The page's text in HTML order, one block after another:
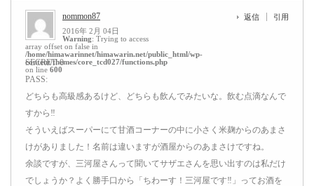
nommon87
2016年 2月 04日
Warning: Trying to access
array offset on false in
/home/himawarinnet/himawarin.net/public_html/wp-
content/themes/core_tcd027/functions.php
on line 600
返信 引用
SECRET: 0
PASS:
どちらも高級感あるけど、どちらも飲んでみたいな。飲む点滴なんで
すから‼
そういえばスーパーにて甘酒コーナーの中に小さく米麹からのあまさ
けがありました！名前は違いますが酒屋からのあまさけですね。
余談ですが、三河屋さんって聞いてサザエさんを思い出すのは私だけ
でしょうか？よく勝手口から「ちわーす！三河屋です‼」ってお酒を